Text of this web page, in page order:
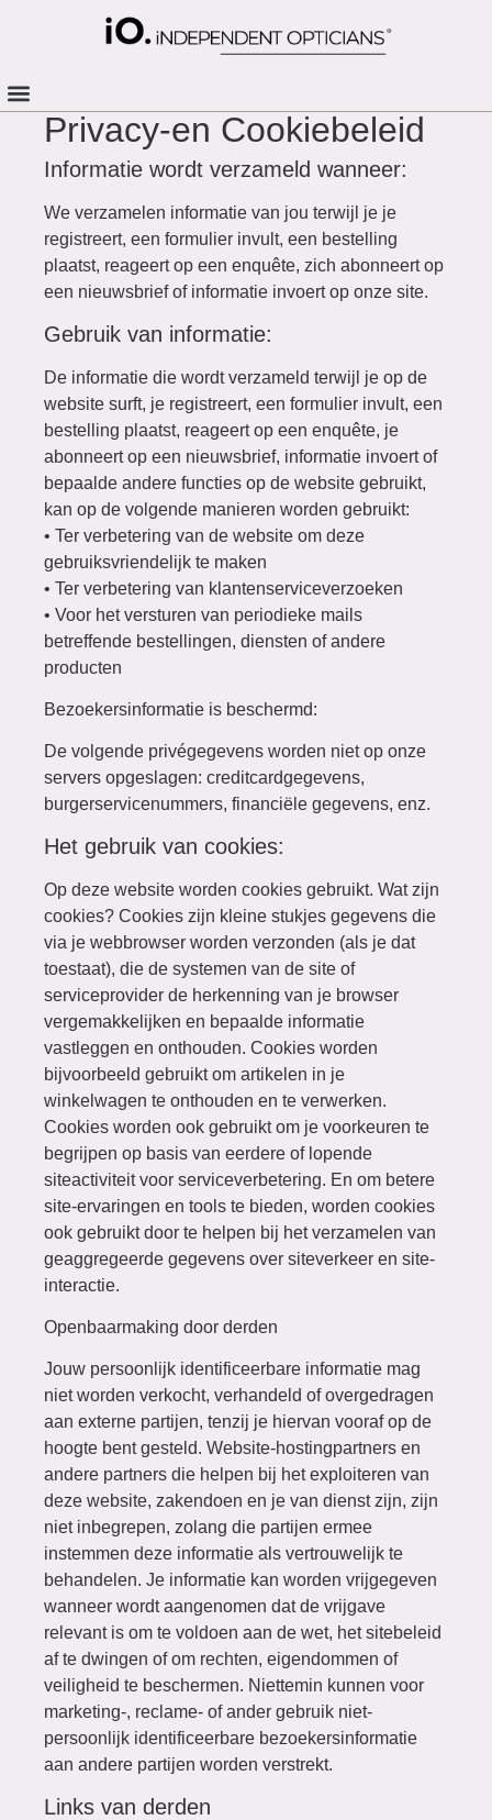
Privacy-en Cookiebeleid
Informatie wordt verzameld wanneer:
We verzamelen informatie van jou terwijl je je
registreert, een formulier invult, een bestelling
plaatst, reageert op een enquête, zich abonneert op
een nieuwsbrief of informatie invoert op onze site.
Gebruik van informatie:
De informatie die wordt verzameld terwijl je op de
website surft, je registreert, een formulier invult, een
bestelling plaatst, reageert op een enquête, je
abonneert op een nieuwsbrief, informatie invoert of
bepaalde andere functies op de website gebruikt,
kan op de volgende manieren worden gebruikt:
• Ter verbetering van de website om deze
gebruiksvriendelijk te maken
• Ter verbetering van klantenserviceverzoeken
• Voor het versturen van periodieke mails
betreffende bestellingen, diensten of andere
producten
Bezoekersinformatie is beschermd:
De volgende privégegevens worden niet op onze
servers opgeslagen: creditcardgegevens,
burgerservicenummers, financiële gegevens, enz.
Het gebruik van cookies:
Op deze website worden cookies gebruikt. Wat zijn
cookies? Cookies zijn kleine stukjes gegevens die
via je webbrowser worden verzonden (als je dat
toestaat), die de systemen van de site of
serviceprovider de herkenning van je browser
vergemakkelijken en bepaalde informatie
vastleggen en onthouden. Cookies worden
bijvoorbeeld gebruikt om artikelen in je
winkelwagen te onthouden en te verwerken.
Cookies worden ook gebruikt om je voorkeuren te
begrijpen op basis van eerdere of lopende
siteactiviteit voor serviceverbetering. En om betere
site-ervaringen en tools te bieden, worden cookies
ook gebruikt door te helpen bij het verzamelen van
geaggregeerde gegevens over siteverkeer en site-
interactie.
Openbaarmaking door derden
Jouw persoonlijk identificeerbare informatie mag
niet worden verkocht, verhandeld of overgedragen
aan externe partijen, tenzij je hiervan vooraf op de
hoogte bent gesteld. Website-hostingpartners en
andere partners die helpen bij het exploiteren van
deze website, zakendoen en je van dienst zijn, zijn
niet inbegrepen, zolang die partijen ermee
instemmen deze informatie als vertrouwelijk te
behandelen. Je informatie kan worden vrijgegeven
wanneer wordt aangenomen dat de vrijgave
relevant is om te voldoen aan de wet, het sitebeleid
af te dwingen of om rechten, eigendommen of
veiligheid te beschermen. Niettemin kunnen voor
marketing-, reclame- of ander gebruik niet-
persoonlijk identificeerbare bezoekersinformatie
aan andere partijen worden verstrekt.
Links van derden